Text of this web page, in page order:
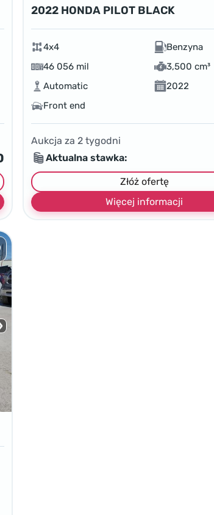
2022 HONDA PILOT BLACK
4x4
Benzyna
46 056 mil
3,500 cm³
Automatic
2022
Front end
Aukcja za 2 tygodni
Aktualna stawka:
Złóż ofertę
Więcej informacji